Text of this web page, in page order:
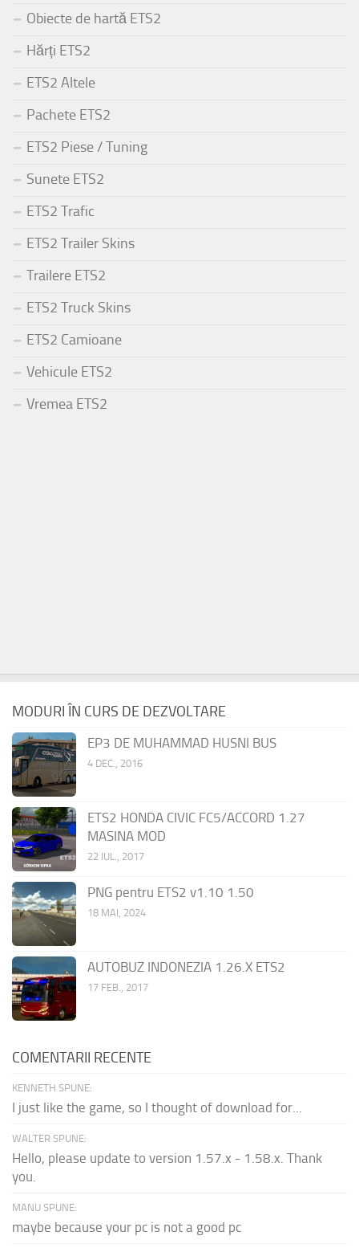
Obiecte de hartă ETS2
Hărți ETS2
ETS2 Altele
Pachete ETS2
ETS2 Piese / Tuning
Sunete ETS2
ETS2 Trafic
ETS2 Trailer Skins
Trailere ETS2
ETS2 Truck Skins
ETS2 Camioane
Vehicule ETS2
Vremea ETS2
MODURI ÎN CURS DE DEZVOLTARE
EP3 DE MUHAMMAD HUSNI BUS
4 DEC., 2016
ETS2 HONDA CIVIC FC5/ACCORD 1.27
MASINA MOD
22 IUL., 2017
PNG pentru ETS2 v1.10 1.50
18 MAI, 2024
AUTOBUZ INDONEZIA 1.26.X ETS2
17 FEB., 2017
COMENTARII RECENTE
KENNETH SPUNE:
I just like the game, so I thought of download for...
WALTER SPUNE:
Hello, please update to version 1.57.x - 1.58.x. Thank
you.
MANU SPUNE:
maybe because your pc is not a good pc